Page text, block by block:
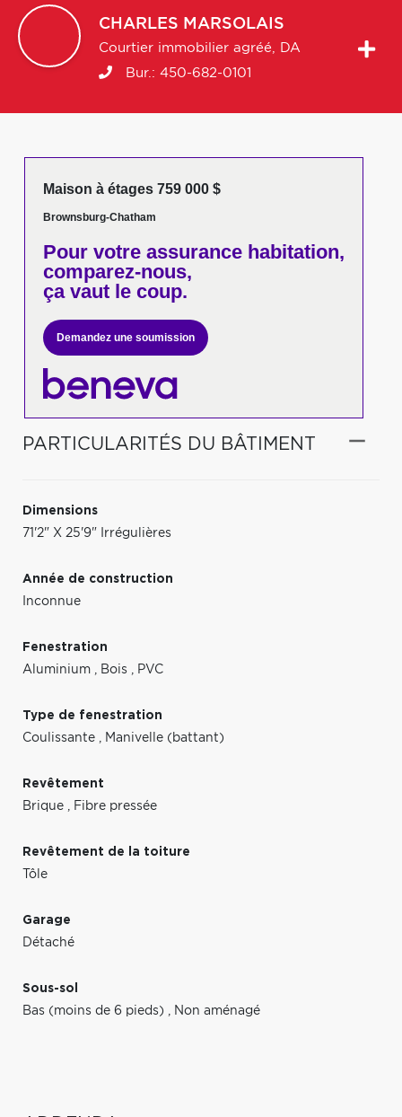
CHARLES MARSOLAIS
Courtier immobilier agréé, DA
Bur.: 450-682-0101
Maison à étages 759 000 $
Brownsburg-Chatham
Pour votreassurance habitation,
comparez-nous,
ça vaut le coup.
Demandez une soumission
PARTICULARITÉS DU BÂTIMENT
Dimensions
71'2" X 25'9" Irrégulières
Année de construction
Inconnue
Fenestration
Aluminium , Bois , PVC
Type de fenestration
Coulissante , Manivelle (battant)
Revêtement
Brique , Fibre pressée
Revêtement de la toiture
Tôle
Garage
Détaché
Sous-sol
Bas (moins de 6 pieds) , Non aménagé